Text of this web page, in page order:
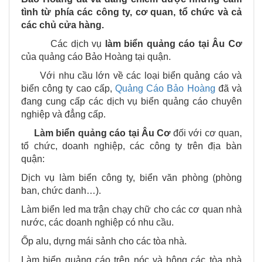
tình từ phía các công ty, cơ quan, tổ chức và cả
các chủ cửa hàng.
Các dịch vụ
làm biển quảng cáo tại Âu Cơ
của quảng cáo Bảo Hoàng tại quận.
Với nhu cầu lớn về các loại biển quảng cáo và
biển công ty cao cấp, Quảng Cáo Bảo Hoàng đã và
đang cung cấp các dịch vụ biển quảng cáo chuyên
nghiệp và đẳng cấp.
Làm biển quảng cáo tại Âu Cơđối với cơ quan,
tổ chức, doanh nghiệp, các công ty trên địa bàn
quận:
Dịch vụ làm biển công ty, biển văn phòng (phòng
ban, chức danh…).
Làm biển led ma trận chạy chữ cho các cơ quan nhà
nước, các doanh nghiệp có nhu cầu.
Ốp alu, dựng mái sảnh cho các tòa nhà.